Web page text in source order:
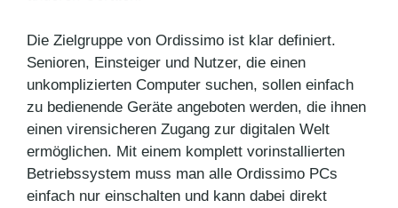
Die Zielgruppe von Ordissimo ist klar definiert.
Senioren, Einsteiger und Nutzer, die einen
unkomplizierten Computer suchen, sollen einfach
zu bedienende Geräte angeboten werden, die ihnen
einen virensicheren Zugang zur digitalen Welt
ermöglichen. Mit einem komplett vorinstallierten
Betriebssystem muss man alle Ordissimo PCs
einfach nur einschalten und kann dabei direkt